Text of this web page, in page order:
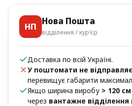
НП Нова Пошта
відділення / кур’єр
Доставка по всій Україні.
У поштомати не
перевищує габарити
Якщо ширина виробу > 120 см
через вантажне відділення